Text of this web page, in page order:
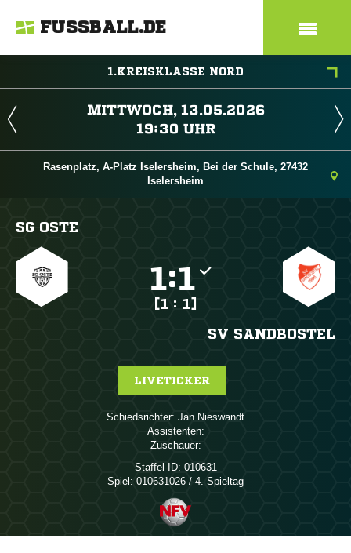
FUSSBALL.DE
1.KREISKLASSE NORD
 
 
Rasenplatz, A-Platz Iselersheim, Bei der Schule, 27432
Iselersheim
SG OSTE
:
[1 : 1]
SV SANDBOSTEL
LIVETICKER
Schiedsrichter:  
Assistenten:
Zuschauer:
Staffel-ID: 010631
Spiel: 010631026 / 4. Spieltag